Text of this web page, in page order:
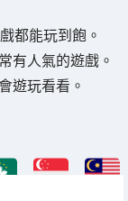
都能玩到飽。
有人氣的遊戲。
遊玩看看。